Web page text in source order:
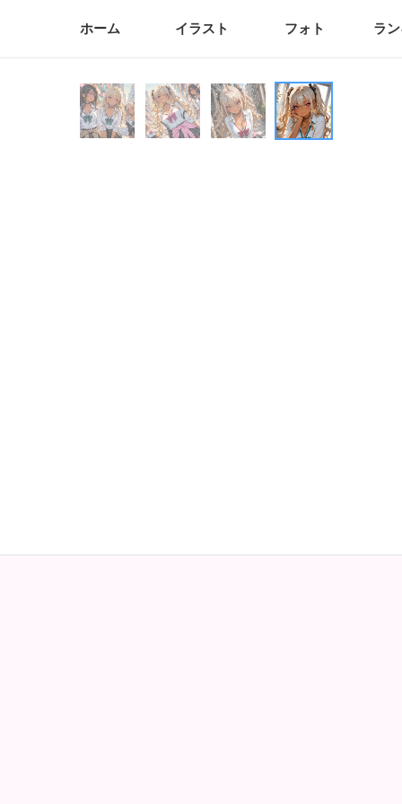
ホーム イラスト フォト ラ